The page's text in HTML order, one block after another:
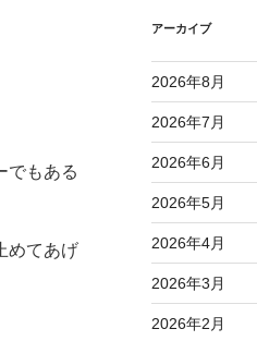
でもある
めてあげ
アーカイブ
2026年8月
2026年7月
2026年6月
2026年5月
2026年4月
2026年3月
2026年2月